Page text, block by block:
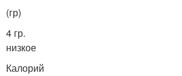
(гр)
4 гр.
низкое
Калорий